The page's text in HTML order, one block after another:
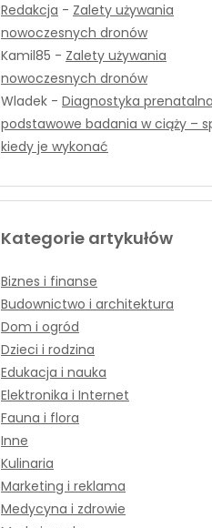
Redakcja - Zalety używania
nowoczesnych dronów
Kamil85 - Zalety używania
nowoczesnych dronów
Wladek - Diagnostyka
podstawowe badania w ciąży –
kiedy je wykonać
Kategorie artykułów
Biznes i finanse
Budownictwo i architektura
Dom i ogród
Dzieci i rodzina
Edukacja i nauka
Elektronika i Internet
Fauna i flora
Inne
Kulinaria
Marketing i reklama
Medycyna i zdrowie